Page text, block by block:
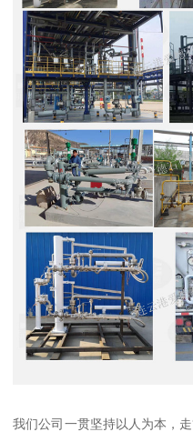
我们公司一贯坚持以人为本，